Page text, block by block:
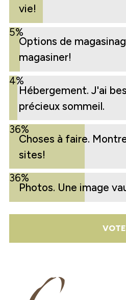
vie!
5%
Options de
magasiner!
4%
Hébergement. J'ai
précieux sommeil.
36%
Choses à faire.
sites!
36%
Photos. Une image
VOTE